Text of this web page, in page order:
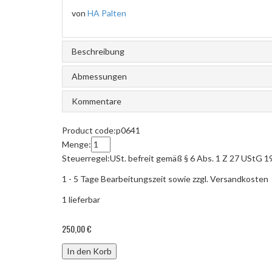
von HA Palten
Beschreibung
Abmessungen
Kommentare
Product code:p0641
Menge:
Steuerregel:USt. befreit gemäß § 6 Abs. 1 Z 27 UStG
1 - 5 Tage Bearbeitungszeit sowie zzgl. Versandkosten
1 lieferbar
250,00 €
In den Korb